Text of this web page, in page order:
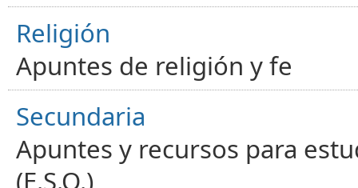
Religión
Apuntes de religión y fe
Secundaria
Apuntes y recursos para
(E.S.O.)